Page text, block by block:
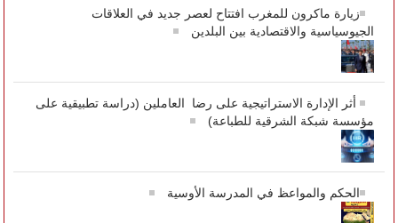
زيارة ماكرون للمغرب افتتاح لعصر جديد في العلاقات
الجيوسياسية والاقتصادية بين البلدين
أثر الإدارة الاستراتيجية على رضا العاملين (دراسة تطبيقية على
مؤسسة شبكة الشرقية للطباعة)
الحكم والمواعظ في المدرسة الأوسية